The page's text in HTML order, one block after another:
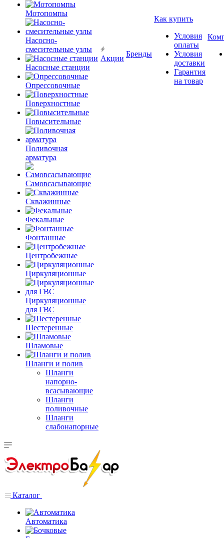
Мотопомпы
Насосно-
смесительные узлы
Насосные станции
Опрессовочные
Поверхностные
Повысительные
Поливочная
арматура
Самовсасывающие
Скважинные
Фекальные
Фонтанные
Центробежные
Циркуляционные
Циркуляционные
для ГВС
Шестеренные
Шламовые
Шланги и полив
Шланги
напорно-
всасывающие
Шланги
поливочные
Шланги
слабонапорные
Акции
Бренды
Как купить
Условия
оплаты
Условия
доставки
Гарантия
на товар
Каталог
Автоматика